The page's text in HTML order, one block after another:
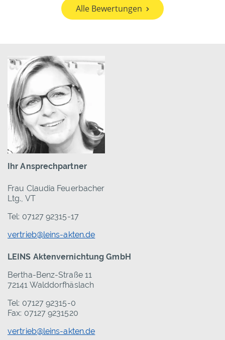
Alle Bewertungen
Ihr Ansprechpartner
Frau Claudia Feuerbacher
Ltg., VT
Tel: 07127 92315-17
vertrieb@leins-akten.de
LEINS Aktenvernichtung GmbH
Bertha-Benz-Straße 11
72141 Walddorfhäslach
Tel: 07127 92315-0
Fax: 07127 9231520
vertrieb@leins-akten.de